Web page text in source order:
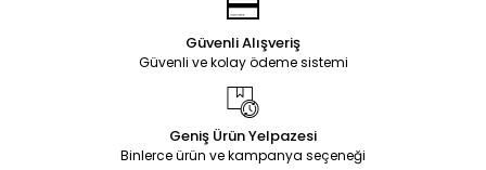
Güvenli Alışveriş
Güvenli ve kolay ödeme sistemi
Geniş Ürün Yelpazesi
Binlerce ürün ve kampanya seçeneği